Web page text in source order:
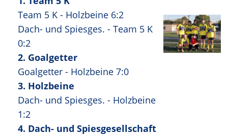
Team 5 K - Holzbeine 6:2
Dach- und Spiesges. - Team 5 K
0:2
2. Goalgetter
Goalgetter - Holzbeine 7:0
3. Holzbeine
Dach- und Spiesges. - Holzbeine
1:2
4. Dach- und Spiesgesellschaft